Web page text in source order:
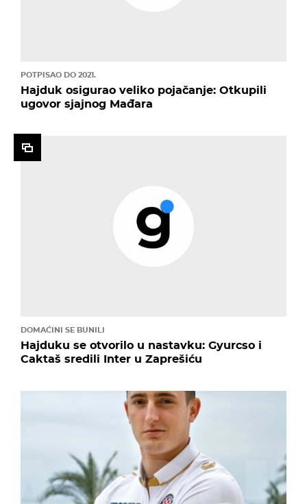
POTPISAO DO 2021.
Hajduk osigurao veliko pojačanje: Otkupili
ugovor sjajnog Mađara
DOMAĆINI SE BUNILI
Hajduku se otvorilo u nastavku: Gyurcso i
Caktaš sredili Inter u Zaprešiću